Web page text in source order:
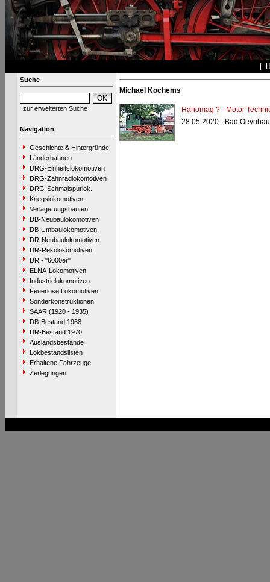
Suche
zur erweiterten Suche
Navigation
Geschichte & Hintergründe
Länderbahnen
DRG-Einheitslokomotiven
DRG-Zahnradlokomotiven
DRG-Schmalspurlok.
Kriegslokomotiven
Verlagerungsbauten
DB-Neubaulokomotiven
DB-Umbaulokomotiven
DR-Neubaulokomotiven
DR-Rekolokomotiven
DR - "6000er"
ELNA-Lokomotiven
Industrielokomotiven
Feuerlose Lokomotiven
Sonderkonstruktionen
SAAR (1920 - 1935)
DB-Bestand 1968
DR-Bestand 1970
Auslandsbestände
Lokbestandslisten
Erhaltene Fahrzeuge
Zerlegungen
Michael Kochems
Hanomag ? - Motor
28.05.2020 - Bad